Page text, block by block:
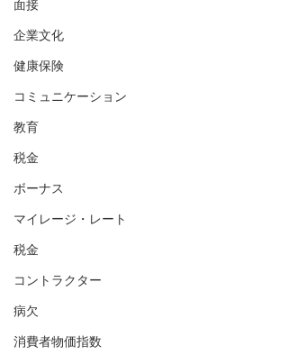
面接
企業文化
健康保険
コミュニケーション
教育
税金
ボーナス
マイレージ・レート
税金
コントラクター
病欠
消費者物価指数